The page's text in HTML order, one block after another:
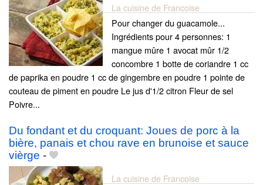
La cuisine de Francoise
Pour changer du guacamole...
Ingrédients pour 4 personnes: 1
mangue mûre 1 avocat mûr 1/2
concombre 1 botte de coriandre 1 cc
de paprika en poudre 1 cc de gingembre en poudre 1 pointe de
couteau de piment en poudre Le jus d'1/2 citron Fleur de sel
Poivre...
Du fondant et du croquant: Joues de porc à la
bière, panais et chou rave en brunoise et sauce
vièrge -
La cuisine de Francoise